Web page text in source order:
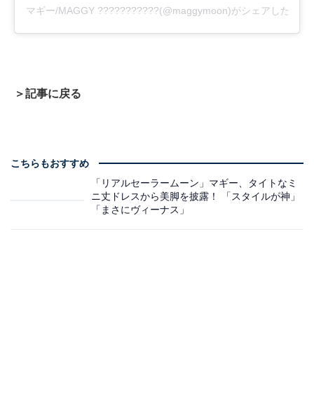
マギー/MAGGY ???????????(@maggymoon)がシェアした投稿
＞記事に戻る
こちらもおすすめ
「リアルセーラームーン」マギー、タイトなミ
ニ丈ドレスから美脚を披露！ 「スタイルが神」
「まさにヴィーナス」